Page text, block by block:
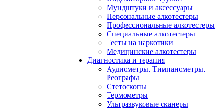
Мундштуки и аксессуары
Персональные алкотестеры
Профессиональные алкотестеры
Специальные алкотестеры
Тесты на наркотики
Медицинские алкотестеры
Диагностика и терапия
Аудиометры, Тимпанометры,
Реографы
Стетоскопы
Термометры
Ультразвуковые сканеры